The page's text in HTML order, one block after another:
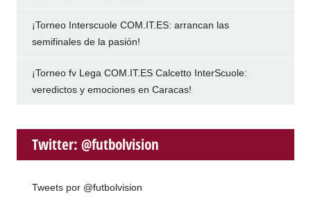
¡Torneo Interscuole COM.IT.ES: arrancan las
semifinales de la pasión!
¡Torneo fv Lega COM.IT.ES Calcetto InterScuole:
veredictos y emociones en Caracas!
Twitter: @futbolvision
Tweets por @futbolvision